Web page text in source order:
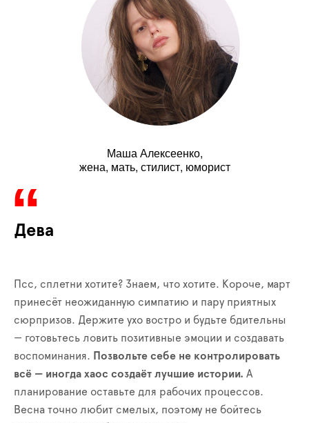
Маша Алексеенко,
жена, мать, стилист, юморист
Дева
Псс, сплетни хотите? Знаем, что хотите. Короче, март
принесёт неожиданную симпатию и пару приятных
сюрпризов. Держите ухо востро и будьте бдительны
— готовьтесь ловить позитивные эмоции и создавать
воспоминания. Позвольте себе не контролировать
всё — иногда хаос создаёт лучшие истории. А
планирование оставьте для рабочих процессов.
Весна точно любит смелых, поэтому не бойтесь